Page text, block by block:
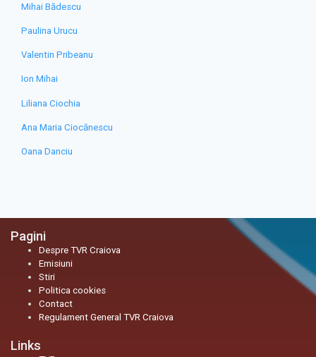
Mihai Bădescu
Paulina Urucu
Valentin Pribeanu
Ion Mihai
Liliana Ciochia
Ana Maria Ciocănescu
Oana Danciu
Pagini
Despre TVR Craiova
Emisiuni
Stiri
Politica cookies
Contact
Regulament General TVR Craiova
Links